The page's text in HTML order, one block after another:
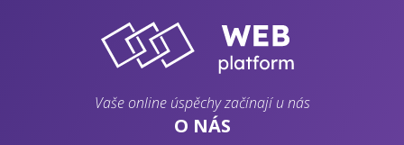
Vaše online úspěchy začínají u nás
O NÁS